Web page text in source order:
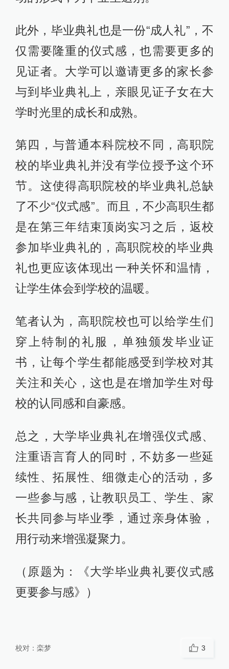
此外，毕业典礼也是一份“成人礼”，不
仅需要隆重的仪式感，也需要更多的
见证者。大学可以邀请更多的家长参
与到毕业典礼上，亲眼见证子女在大
学时光里的成长和成熟。
第四，与普通本科院校不同，高职院
校的毕业典礼并没有学位授予这个环
节。这使得高职院校的毕业典礼总缺
了不少“仪式感”。而且，不少高职生都
是在第三年结束顶岗实习之后，返校
参加毕业典礼的，高职院校的毕业典
礼也更应该体现出一种关怀和温情，
让学生体会到学校的温暖。
笔者认为，高职院校也可以给学生们
穿上特制的礼服，单独颁发毕业证
书，让每个学生都能感受到学校对其
关注和关心，这也是在增加学生对母
校的认同感和自豪感。
总之，大学毕业典礼在增强仪式感、
注重语言育人的同时，不妨多一些延
续性、拓展性、细微走心的活动，多
一些参与感，让教职员工、学生、家
长共同参与毕业季，通过亲身体验，
用行动来增强凝聚力。
（原题为：《大学毕业典礼要仪式感
更要参与感》）
校对： 栾梦 3